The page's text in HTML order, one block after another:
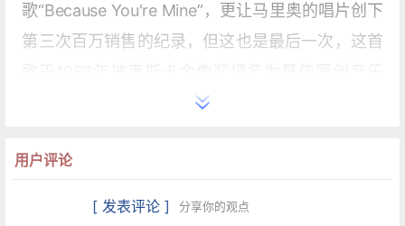
歌“Because You're Mine”，更让马里奥的唱片创下
第三次百万销售的纪录，但这也是最后一次，这首
奖。当他录制好电影《学生王子》（The Student
负责人多尔·沙里（Dore Schary）起了激烈的争
执，只因马里奥与该片导演柯蒂斯·伯恩哈特
用户评论
[ 发表评论 ] 分享你的观点